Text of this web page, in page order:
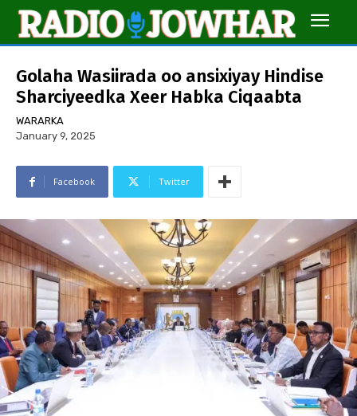
Golaha Wasiirada oo ansixiyay Hindise
Sharciyeedka Xeer Habka Ciqaabta
WARARKA
January 9, 2025
Facebook Twitter